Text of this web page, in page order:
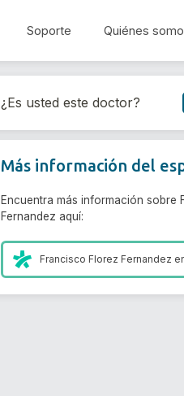
Soporte Quiénes
¿Es usted este doctor?
Más información del
Encuentra más información sobre
Fernandez aquí:
Francisco Florez Fernandez